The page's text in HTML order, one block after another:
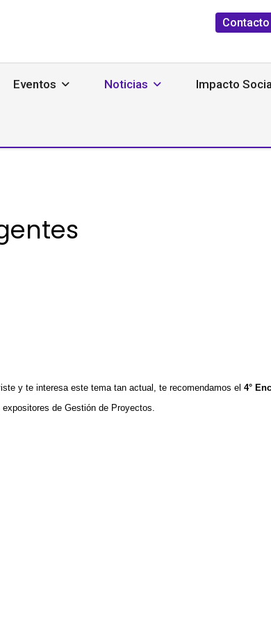
Contacto
Eventos Noticias Impacto
y te interesa este tema tan actual, te recomendamos el 4°
de Gestión de Proyectos.